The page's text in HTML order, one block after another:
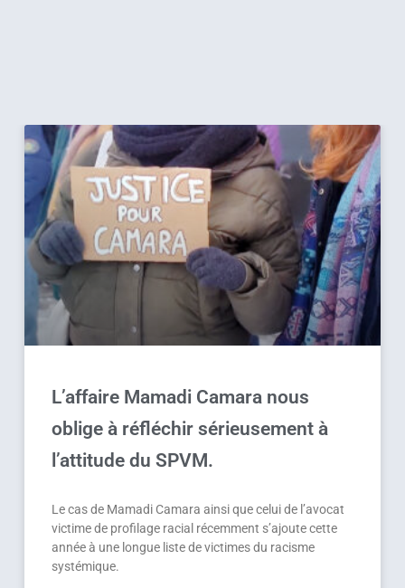
L’affaire Mamadi Camara nous
oblige à réfléchir sérieusement à
l’attitude du SPVM.
Le cas de Mamadi Camara ainsi que celui de l’avocat
victime de profilage racial récemment s’ajoute cette
année à une longue liste de victimes du racisme
systémique.